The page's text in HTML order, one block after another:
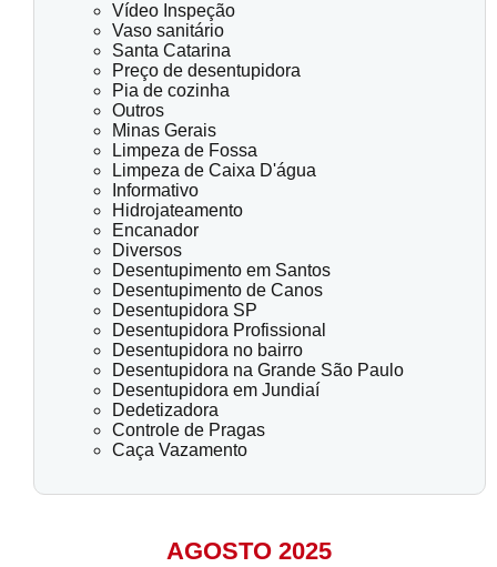
Vídeo Inspeção
Vaso sanitário
Santa Catarina
Preço de desentupidora
Pia de cozinha
Outros
Minas Gerais
Limpeza de Fossa
Limpeza de Caixa D'água
Informativo
Hidrojateamento
Encanador
Diversos
Desentupimento em Santos
Desentupimento de Canos
Desentupidora SP
Desentupidora Profissional
Desentupidora no bairro
Desentupidora na Grande São Paulo
Desentupidora em Jundiaí
Dedetizadora
Controle de Pragas
Caça Vazamento
AGOSTO 2025